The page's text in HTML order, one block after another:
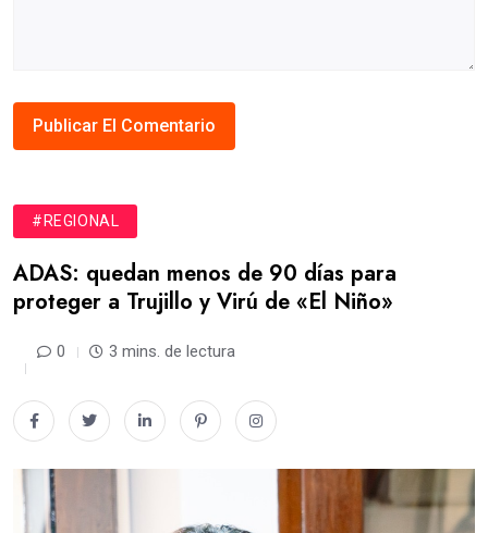
#REGIONAL
ADAS: quedan menos de 90 días para
proteger a Trujillo y Virú de «El Niño»
0 3 mins. de lectura